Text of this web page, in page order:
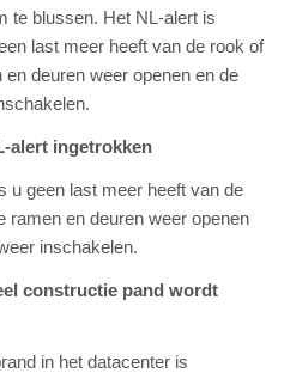
te blussen. Het NL-alert is
last meer heeft van de rook of
deuren weer openen en de
alert ingetrokken
u geen last meer heeft van de
ramen en deuren weer openen
inschakelen.
constructie pand wordt
in het datacenter is